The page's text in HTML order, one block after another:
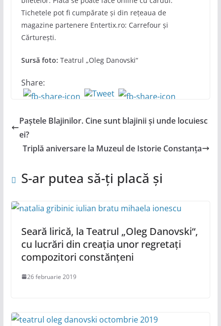
Tichetele pot fi cumpărate și din rețeaua de
magazine partenere Entertix.ro: Carrefour și
Cărturești.
Sursă foto: Teatrul „Oleg Danovski“
Share:
Paștele Blajinilor. Cine sunt blajinii și unde locuiesc
ei?
Triplă aniversare la Muzeul de Istorie Constanța
S-ar putea să-ți placă și
Seară lirică, la Teatrul „Oleg Danovski“,
cu lucrări din creația unor regretați
compozitori constănțeni
26 februarie 2019